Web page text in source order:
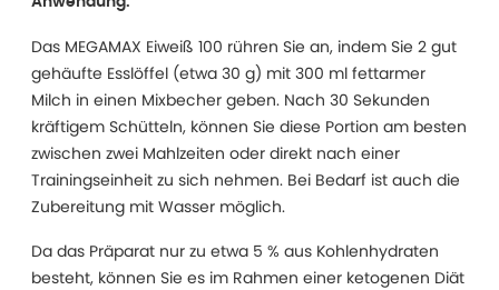
Das MEGAMAX Eiweiß 100 rühren Sie an, indem Sie 2 gut
gehäufte Esslöffel (etwa 30 g) mit 300 ml fettarmer
Milch in einen Mixbecher geben. Nach 30 Sekunden
kräftigem Schütteln, können Sie diese Portion am besten
zwischen zwei Mahlzeiten oder direkt nach einer
Trainingseinheit zu sich nehmen. Bei Bedarf ist auch die
Zubereitung mit Wasser möglich.
Da das Präparat nur zu etwa 5 % aus Kohlenhydraten
besteht, können Sie es im Rahmen einer ketogenen Diät